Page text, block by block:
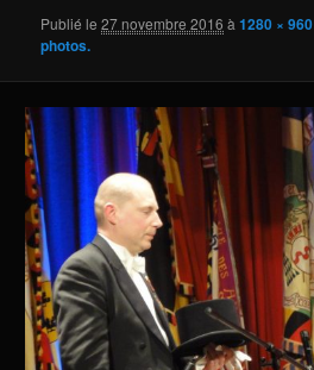
Publié le27 novembre 2016 à1280 × 960
photos.